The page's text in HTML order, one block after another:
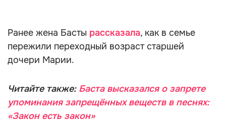
Ранее жена Басты рассказала, как в семье
пережили переходный возраст старшей
дочери Марии.
Читайте также: Баста высказался о запрете
упоминания запрещённых веществ в песнях:
«Закон есть закон»